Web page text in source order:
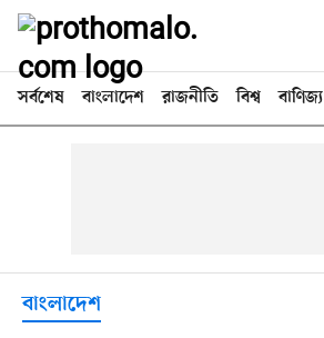
সর্বশেষ বাংলাদেশ রাজনীতি বিশ্ব বাণিজ্য
বাংলাদেশ